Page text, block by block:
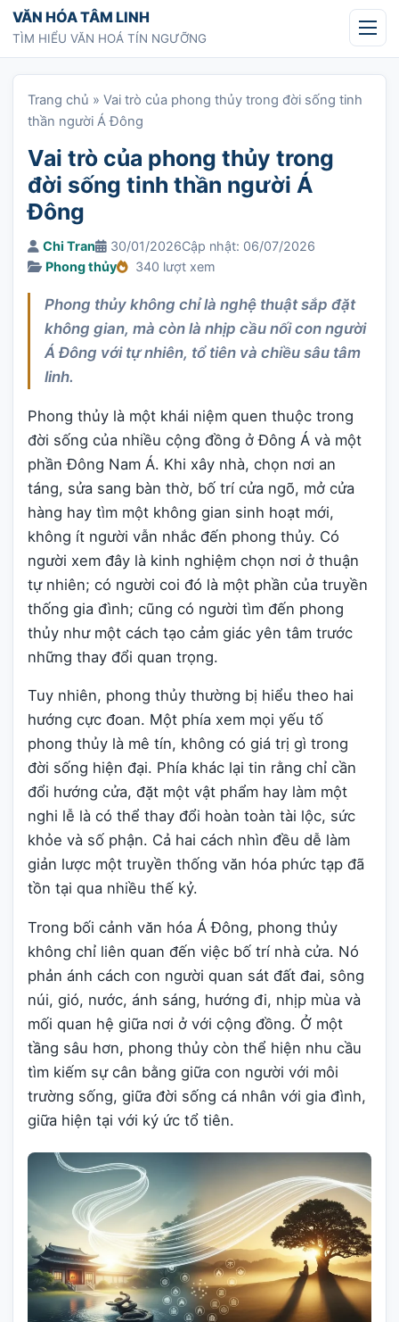
Chuyển tới nội dung
VĂN HÓA TÂM LINH
TÌM HIỂU VĂN HOÁ TÍN NGƯỠNG
Trang chủ » Vai trò của phong thủy trong đời sống tinh
thần người Á Đông
Vai trò của phong thủy trong
đời sống tinh thần người Á
Đông
Chi Tran 30/01/2026Cập nhật: 06/07/2026
Phong thủy
340 lượt xem
Phong thủy không chỉ là nghệ thuật sắp đặt
không gian, mà còn là nhịp cầu nối con người
Á Đông với tự nhiên, tổ tiên và chiều sâu tâm
linh.
Phong thủy là một khái niệm quen thuộc trong
đời sống của nhiều cộng đồng ở Đông Á và một
phần Đông Nam Á. Khi xây nhà, chọn nơi an
táng, sửa sang bàn thờ, bố trí cửa ngõ, mở cửa
hàng hay tìm một không gian sinh hoạt mới,
không ít người vẫn nhắc đến phong thủy. Có
người xem đây là kinh nghiệm chọn nơi ở thuận
tự nhiên; có người coi đó là một phần của truyền
thống gia đình; cũng có người tìm đến phong
thủy như một cách tạo cảm giác yên tâm trước
những thay đổi quan trọng.
Tuy nhiên, phong thủy thường bị hiểu theo hai
hướng cực đoan. Một phía xem mọi yếu tố
phong thủy là mê tín, không có giá trị gì trong
đời sống hiện đại. Phía khác lại tin rằng chỉ cần
đổi hướng cửa, đặt một vật phẩm hay làm một
nghi lễ là có thể thay đổi hoàn toàn tài lộc, sức
khỏe và số phận. Cả hai cách nhìn đều dễ làm
giản lược một truyền thống văn hóa phức tạp đã
tồn tại qua nhiều thế kỷ.
Trong bối cảnh văn hóa Á Đông, phong thủy
không chỉ liên quan đến việc bố trí nhà cửa. Nó
phản ánh cách con người quan sát đất đai, sông
núi, gió, nước, ánh sáng, hướng đi, nhịp mùa và
mối quan hệ giữa nơi ở với cộng đồng. Ở một
tầng sâu hơn, phong thủy còn thể hiện nhu cầu
tìm kiếm sự cân bằng giữa con người với môi
trường sống, giữa đời sống cá nhân với gia đình,
giữa hiện tại với ký ức tổ tiên.